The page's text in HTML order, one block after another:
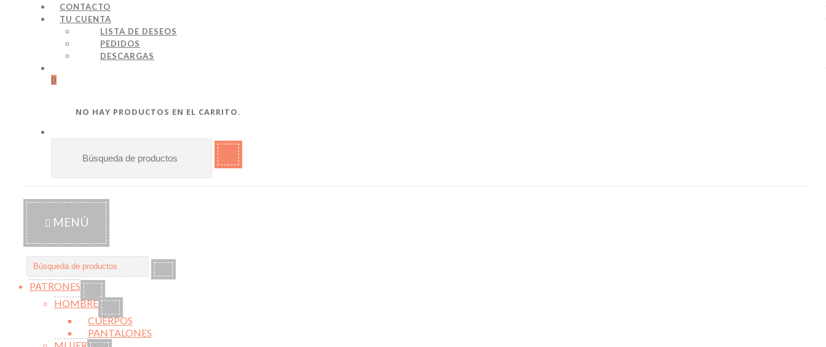
CONTACTO
TU CUENTA
LISTA DE DESEOS
PEDIDOS
DESCARGAS
0
NO HAY PRODUCTOS EN EL CARRITO.
MENÚ
Buscar
por:
PATRONES
HOMBRE
CUERPOS
PANTALONES